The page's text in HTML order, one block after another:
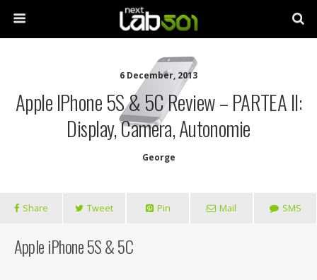
6 December, 2013
Apple IPhone 5S & 5C Review – PARTEA II:
Display, Camera, Autonomie
George
Share Tweet Pin Mail SMS
Apple iPhone 5S & 5C